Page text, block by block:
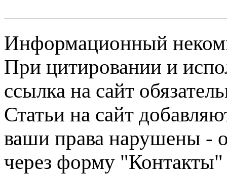
Информационный
При цитировании и
ссылка на сайт
Статьи на сайт
ваши права нарушены -
через форму "Контакты"